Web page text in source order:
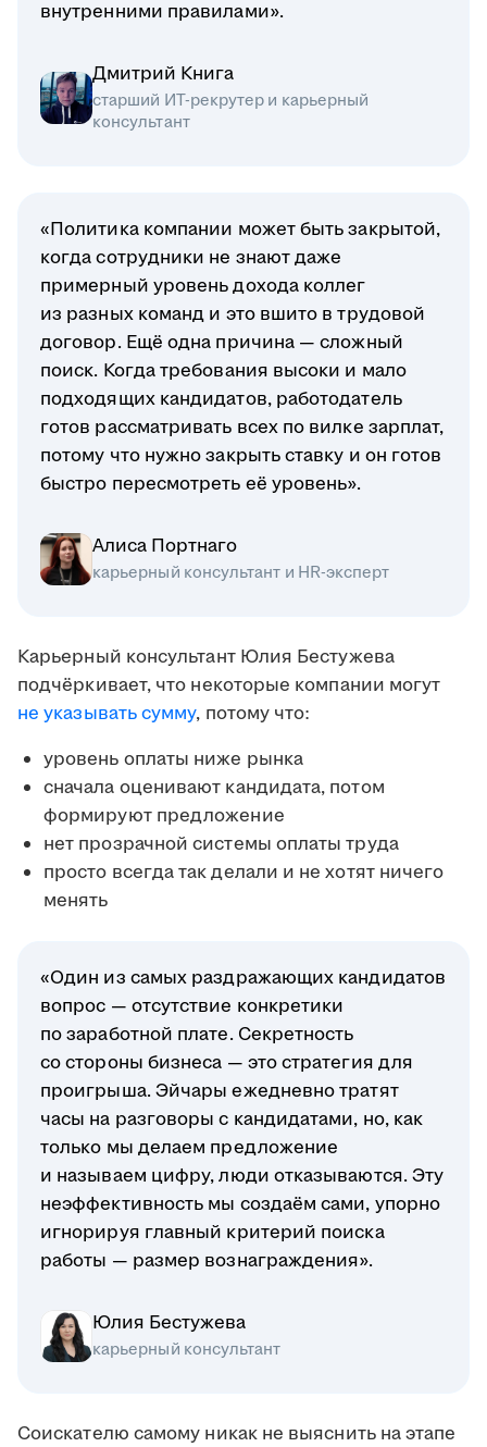
внутренними правилами».
Дмитрий Книга
старший ИТ-рекрутер и карьерный
консультант
«Политика компании может быть закрытой,
когда сотрудники не знают даже
примерный уровень дохода коллег
из разных команд и это вшито в трудовой
договор. Ещё одна причина — сложный
поиск. Когда требования высоки и мало
подходящих кандидатов, работодатель
готов рассматривать всех по вилке зарплат,
потому что нужно закрыть ставку и он готов
быстро пересмотреть её уровень».
Алиса Портнаго
карьерный консультант и HR-эксперт
Карьерный консультант Юлия Бестужева
подчёркивает, что некоторые компании могут
не указывать сумму, потому что:
уровень оплаты ниже рынка
сначала оценивают кандидата, потом
формируют предложение
нет прозрачной системы оплаты труда
просто всегда так делали и не хотят ничего
менять
«Один из самых раздражающих кандидатов
вопрос — отсутствие конкретики
по заработной плате. Секретность
со стороны бизнеса — это стратегия для
проигрыша. Эйчары ежедневно тратят
часы на разговоры с кандидатами, но, как
только мы делаем предложение
и называем цифру, люди отказываются. Эту
неэффективность мы создаём сами, упорно
игнорируя главный критерий поиска
работы — размер вознаграждения».
Юлия Бестужева
карьерный консультант
Соискателю самому никак не выяснить на этапе